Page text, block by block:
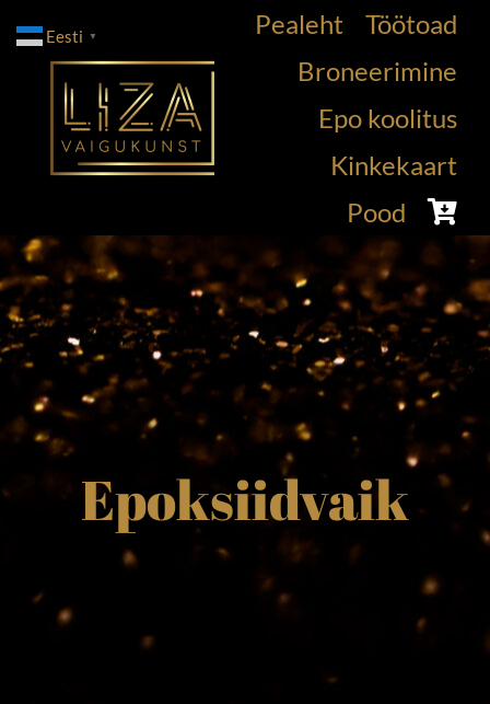
to
content
Pealeht
Töötoad
Broneerimine
Epo koolitus
Kinkekaart
Pood
Epoksiidvaik
Eesti ▼